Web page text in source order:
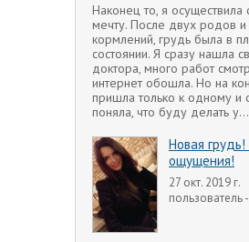
Наконец то, я осуществила
мечту. После двух родов и
кормлений, грудь была в
состоянии. Я сразу нашла
доктора, много работ
интернет обошла. Но на
пришла только к одному и
поняла, что буду делать у...
Новая
ощущения!
27 окт. 2019 г.
пользователь -